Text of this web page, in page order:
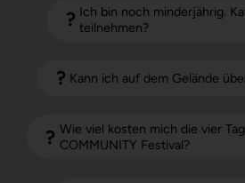
Ich bin noch minderjährig.
teilnehmen?
Kann ich auf dem Gelände
Wie viel kosten mich die vier
COMMUNITY Festival?